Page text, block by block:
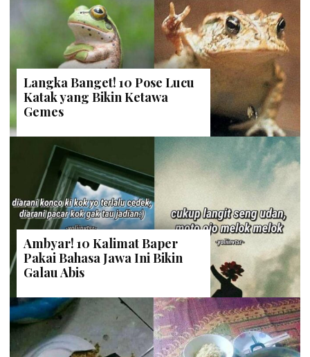
Langka Banget! 10 Pose Lucu
Katak yang Bikin Ketawa
Gemes
Ambyar! 10 Kalimat Baper
Pakai Bahasa Jawa Ini Bikin
Galau Abis